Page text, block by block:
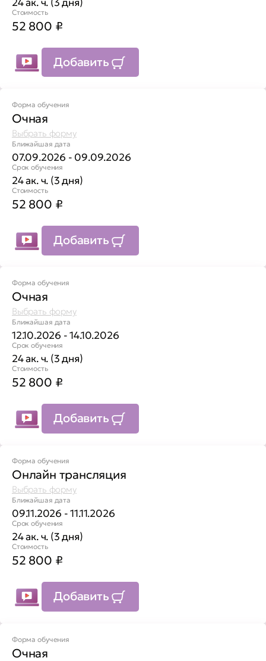
Стоимость
52 800 ₽
Добавить
Форма обучения
Очная
Выбрать форму
Ближайшая дата
07.09.2026 - 09.09.2026
Срок обучения
24 ак. ч. (3 дня)
Стоимость
52 800 ₽
Добавить
Форма обучения
Очная
Выбрать форму
Ближайшая дата
12.10.2026 - 14.10.2026
Срок обучения
24 ак. ч. (3 дня)
Стоимость
52 800 ₽
Добавить
Форма обучения
Онлайн трансляция
Выбрать форму
Ближайшая дата
09.11.2026 - 11.11.2026
Срок обучения
24 ак. ч. (3 дня)
Стоимость
52 800 ₽
Добавить
Форма обучения
Очная